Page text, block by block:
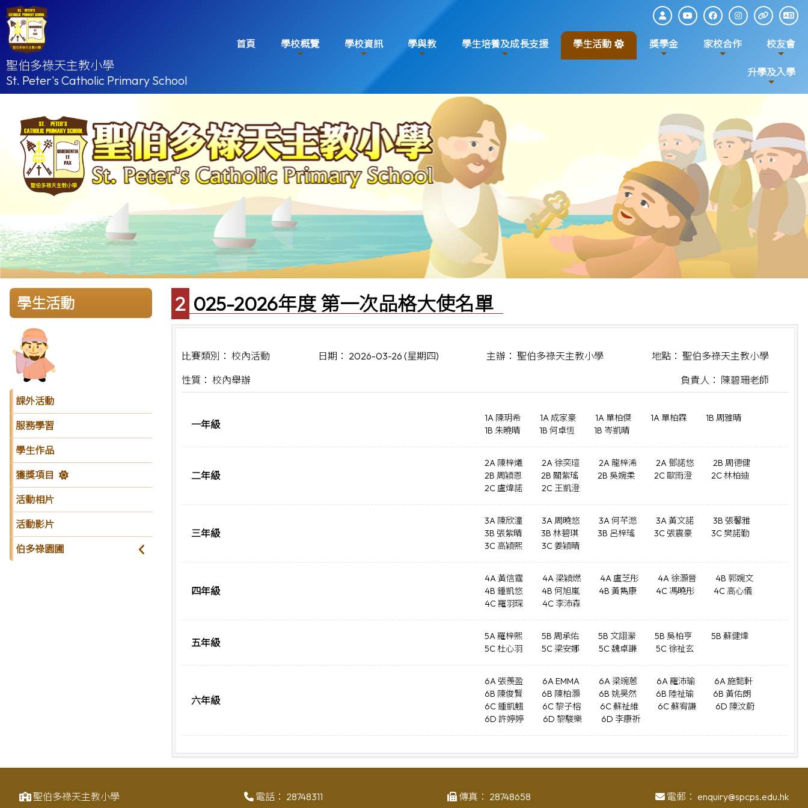
聖伯多祿天主教小學
St. Peter's Catholic Primary School
首頁 學校概覽 學校資訊 學與教 學生培養及成長支援 學生活動 獎學金 家校合作 校友會
升學及入學
學生活動
課外活動
服務學習
學生作品
獲獎項目
活動相片
活動影片
伯多祿園圃
2025-2026年度 第一次品格大使名單
比賽類別： 校內活動 日期： 2026-03-26 (星期四) 主辦： 聖伯多祿天主教小學
地點： 聖伯多祿天主教小學
性質： 校內舉辦
負責人： 陳碧珊老師
一年級
1A 陳玥希 1A 成家豪 1A 單柏傑 1A 單柏霖
1B 周雅晴
1B 朱曉晴
1B 何卓恆 1B 岑凱晴
二年級
2A 陳梓爔 2A 徐奕瑄 2A 龍梓浠 2A 鄧諾悠
2B 周德健
2B 周穎恩
2B 關紫瑤 2B 吳婉柔 2C 歐雨澄
2C 林柏迪
2C 盧煒諾
2C 王凱澄
三年級
3A 陳欣潼 3A 周曉悠 3A 何芊滺 3A 黃文諾
3B 張馨雅
3B 張紫晴
3B 林碧琪 3B 呂梓瑤 3C 張震豪
3C 樊諾勤
3C 高穎熙
3C 姜穎晴
四年級
4A 黃信霆 4A 梁穎燃 4A 盧芝彤 4A 徐灝晉
4B 郭婉文
4B 鍾凱悠
4B 何旭嵐 4B 黃雋康 4C 馮曉彤
4C 高心儀
4C 羅羽琛
4C 李沛森
五年級
5A 羅梓熙 5B 周承佑 5B 文詡瀠 5B 吳柏亨
5B 蘇健煒
5C 杜心羽
5C 梁安娜 5C 魏卓謙 5C 徐祉玄
六年級
6A 張羨盈 6A EMMA 6A 梁琬蒽 6A 羅沛瑜
6A 施懿軒
6B 陳俊賢
6B 陳柏灝 6B 姚昊然 6B 陸祉瑜
6B 黃佑朗
6C 鍾凱翹
6C 黎子榕 6C 蘇祉維 6C 蘇宥謙
6D 陳汶蔚
6D 許婷婷
6D 黎駿樂 6D 李康祈
聖伯多祿天主教小學 電話： 28748311 傳真： 28748658 電郵： enquiry@spcps.edu.hk